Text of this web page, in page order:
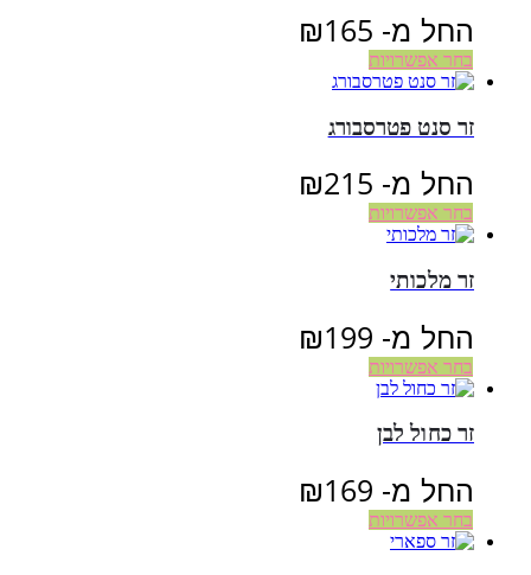
החל מ- ₪165
בחר אפשרויות
זר סנט פטרסבורג
החל מ- ₪215
בחר אפשרויות
זר מלכותי
החל מ- ₪199
בחר אפשרויות
זר כחול לבן
החל מ- ₪169
בחר אפשרויות